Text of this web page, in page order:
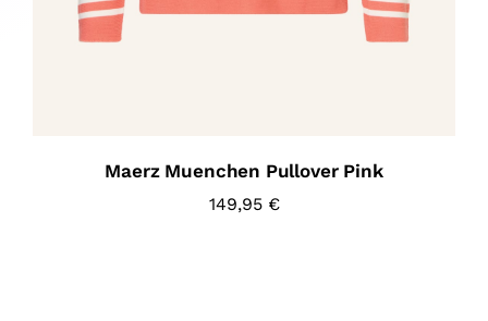
Maerz Muenchen Pullover Pink
149,95 €